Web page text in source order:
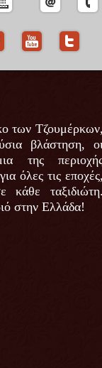
των
βλάστηση,
της
όλες τις
κάθε
στην Ελλάδα!